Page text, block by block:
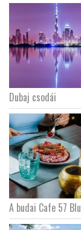
Dubaj csodái
A budai Cafe 57